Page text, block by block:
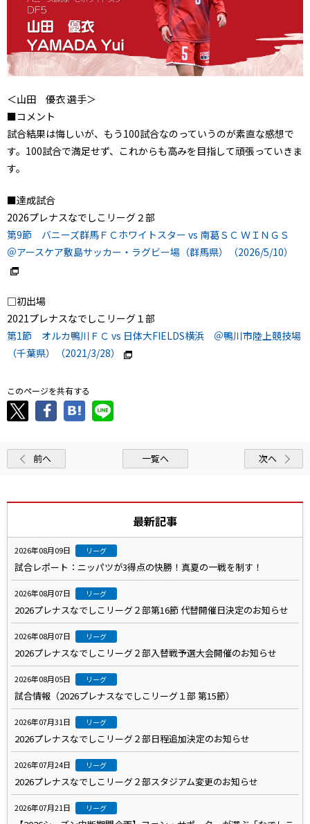
＜山田 優衣 選手＞
■コメント
試合結果は悔しいが、もう100試合なのっていうのが素直な感想で
す。100試合で満足せず、これからも高みを目指して頑張っていきま
す。
■達成試合
2026プレナスなでしこリーグ２部
第9節 バニーズ群馬ＦＣホワイトスター vs 南葛ＳＣ ＷＩＮＧＳ
＠アースケア敷島サッカー・ラグビー場（群馬県）（2026/5/10）
□初出場
2021プレナスなでしこリーグ１部
第1節 オルカ鴨川ＦＣ vs 日体大FIELDS横浜 ＠鴨川市陸上競技場
（千葉県）（2021/3/28）
このページを共有する
前へ 一覧へ 次へ
最新記事
2026年08月09日 リーグ
試合レポート：ニッパツが3得点の快勝！真夏の一戦を制す！
2026年08月07日 リーグ
2026プレナスなでしこリーグ２部第16節 代替開催日決定のお知らせ
2026年08月07日 リーグ
2026プレナスなでしこリーグ２部入替戦予選大会開催のお知らせ
2026年08月05日 リーグ
試合情報（2026プレナスなでしこリーグ１部 第15節）
2026年07月31日 リーグ
2026プレナスなでしこリーグ２部日程追加決定のお知らせ
2026年07月24日 リーグ
2026プレナスなでしこリーグ２部スタジアム変更のお知らせ
2026年07月21日 リーグ